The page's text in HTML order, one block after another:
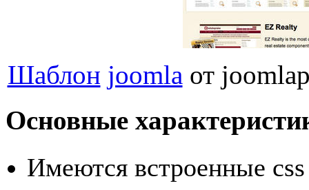
Шаблон joomla от
Основные
Имеются встроенные